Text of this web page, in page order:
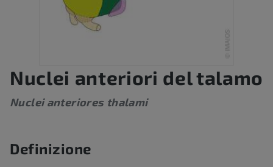
Nuclei anteriori del talamo
Nuclei anteriores thalami
Definizione